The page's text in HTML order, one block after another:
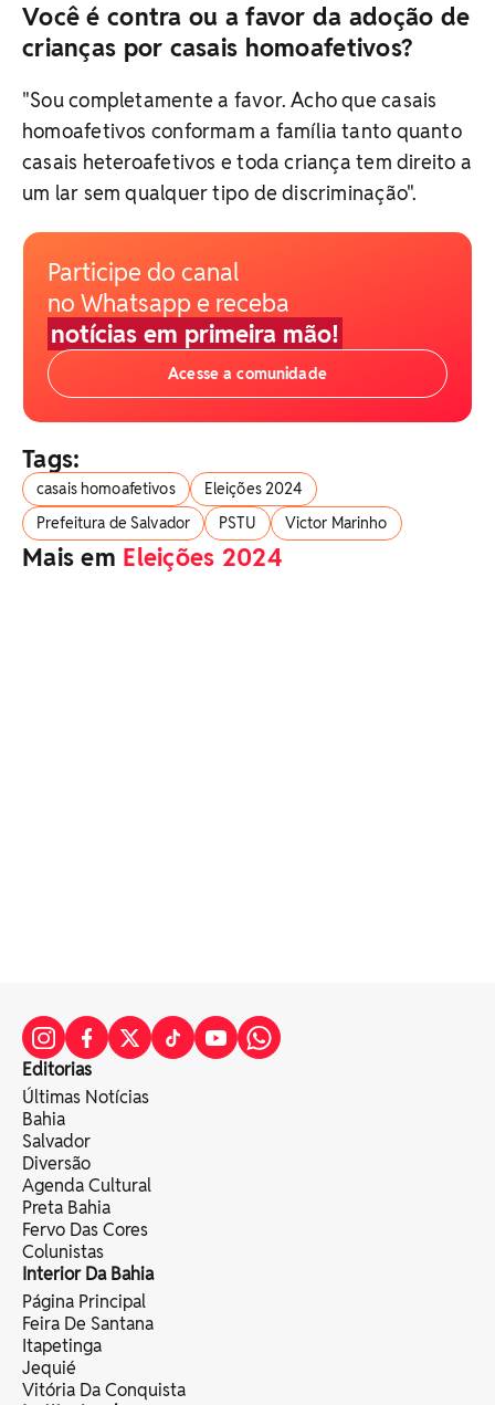
Você é contra ou a favor da adoção de
crianças por casais homoafetivos?
"Sou completamente a favor. Acho que casais
homoafetivos conformam a família tanto quanto
casais heteroafetivos e toda criança tem direito a
um lar sem qualquer tipo de discriminação".
Participe do canal
no Whatsapp e receba
notícias em primeira mão!
Acesse a comunidade
Tags:
casais homoafetivos
Eleições 2024
Prefeitura de Salvador
PSTU Victor Marinho
Mais em Eleições 2024
Editorias
Últimas Notícias
Bahia
Salvador
Diversão
Agenda Cultural
Preta Bahia
Fervo Das Cores
Colunistas
Interior Da Bahia
Página Principal
Feira De Santana
Itapetinga
Jequié
Vitória Da Conquista